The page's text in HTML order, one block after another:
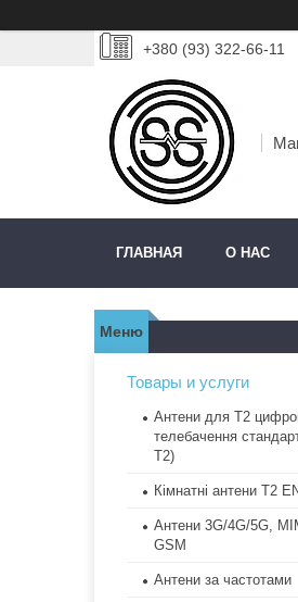
+380 (93) 322-66-11
ГЛАВНАЯ О НАС
Товары и услуги
Антени для Т2
телебачення
T2)
Кімнатні антени Т2
Антени 3G/4G/5G,
GSM
Антени за частотами